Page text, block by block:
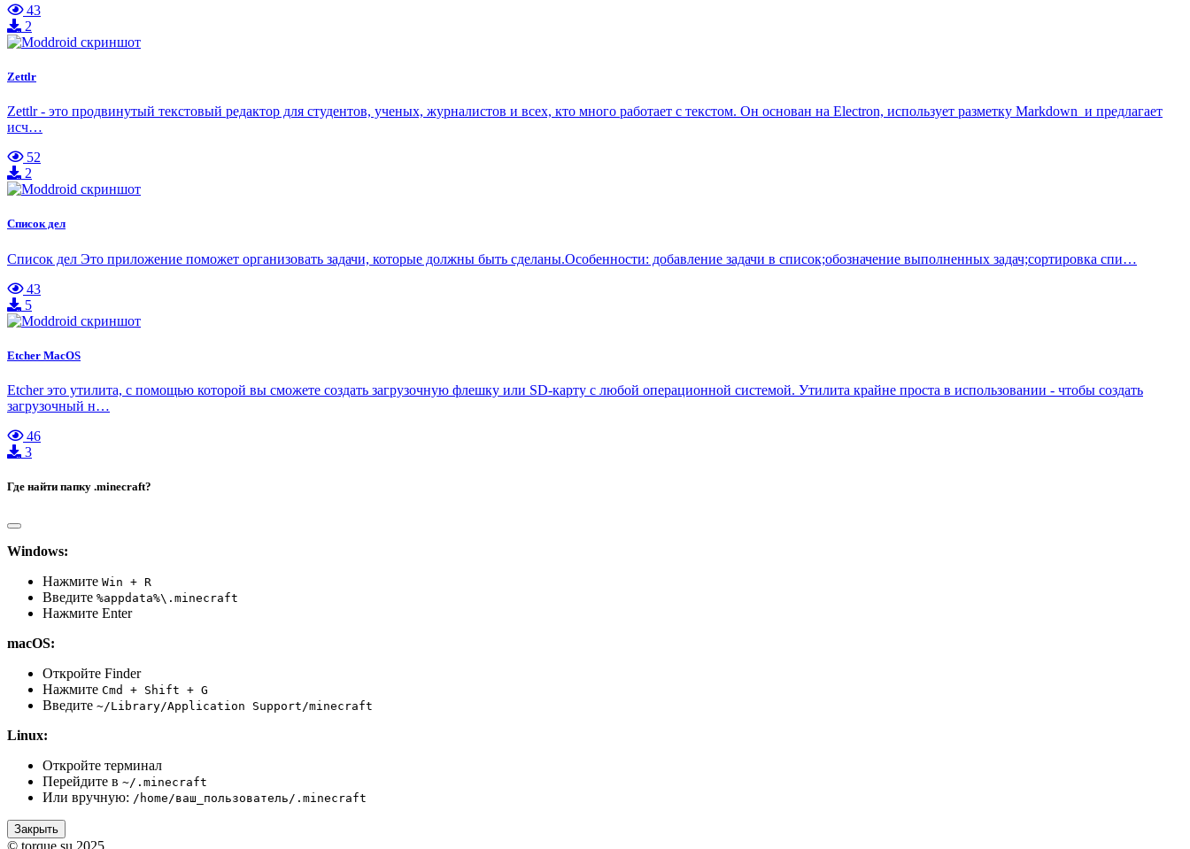
43
2
Zettlr
Zettlr - это продвинутый текстовый редактор для студентов, ученых, журналистов и всех, кто много работает с текстом. Он основан на Electron, использует разметку Markdown и предлагает
исч…
52
2
Список дел
Список дел Это приложение поможет организовать задачи, которые должны быть сделаны.Особенности: добавление задачи в список;обозначение выполненных задач;сортировка спи…
43
5
Etcher MacOS
Etcher это утилита, с помощью которой вы сможете создать загрузочную флешку или SD-карту с любой операционной системой. Утилита крайне проста в использовании - чтобы создать
загрузочный н…
46
3
Где найти папку .minecraft?
Windows:
Нажмите Win + R
Введите %appdata%\.minecraft
Нажмите Enter
macOS:
Откройте Finder
Нажмите Cmd + Shift + G
Введите ~/Library/Application Support/minecraft
Linux:
Откройте терминал
Перейдите в ~/.minecraft
Или вручную: /home/ваш_пользователь/.minecraft
Закрыть